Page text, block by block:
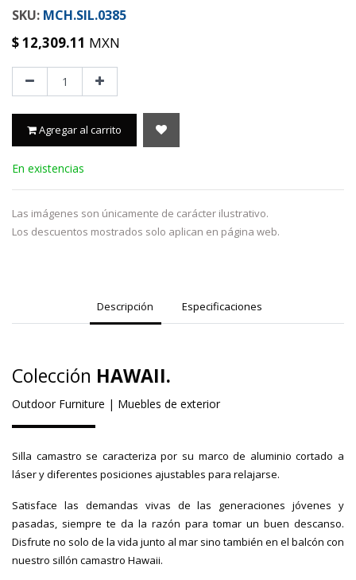
MCH.SIL.0385
$12,309.11 MXN
Agregar al carrito
En existencias
Las imágenes son únicamente de carácter ilustrativo.
Los descuentos mostrados solo aplican en página web.
Descripción Especificaciones
Colección HAWAII.
Outdoor Furniture | Muebles de exterior
Silla camastro se caracteriza por su marco de aluminio cortado a
láser y diferentes posiciones ajustables para relajarse.
Satisface las demandas vivas de las generaciones jóvenes y
pasadas, siempre te da la razón para tomar un buen descanso.
Disfrute no solo de la vida junto al mar sino también en el balcón con
nuestro sillón camastro Hawaii.